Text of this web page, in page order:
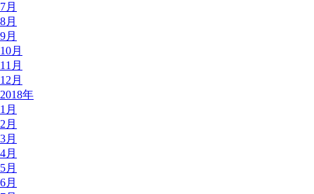
7月
8月
9月
10月
11月
12月
2018年
1月
2月
3月
4月
5月
6月